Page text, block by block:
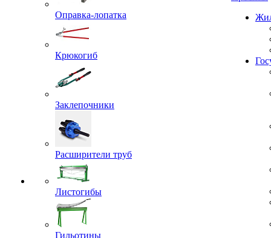
Оправка-лопатка
Крюкогиб
Заклепочники
Расширители труб
Листогибы
Гильотины
Проекты